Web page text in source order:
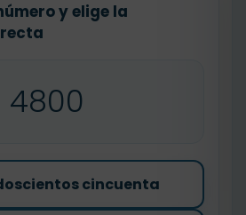
y elige la
4800
cincuenta